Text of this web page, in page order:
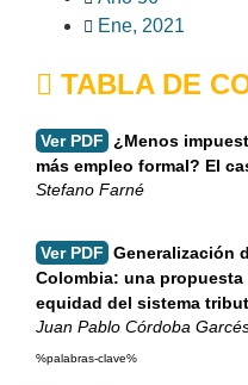
Ene, 2021
TABLA DE
Ver PDF
¿Menos
más empleo formal? El
Stefano Farné
Ver PDF Generalización
Colombia: una propuesta
equidad del sistema
Juan Pablo Córdoba
%palabras-clave%